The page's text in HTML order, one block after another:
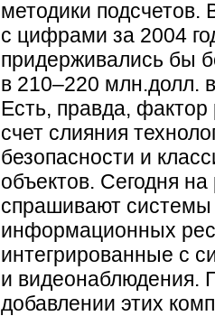
методики подсчетов.
с цифрами за 2004
придерживались бы
в 210–220 млн.долл.
Есть, правда,
счет слияния
безопасности и
объектов. Сегодня
спрашивают системы
информационных
интегрированные с
и видеонаблюдения.
добавлении этих